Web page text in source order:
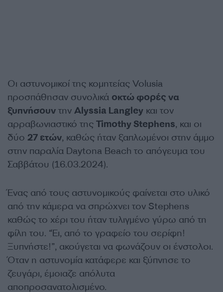
Οι αστυνομικοί της κομητείας Volusia
προσπάθησαν συνολικά οκτώ φορές να
ξυπνήσουν την Alyssia Langley και τον
αρραβωνιαστικό της Timothy Stephens, και οι
δύο 27 ετών, καθώς ήταν ξαπλωμένοι στην άμμο
στην παραλία Daytona Beach το απόγευμα του
Σαββάτου (16.03.2024).
Ένας από τους αστυνομικούς φαίνεται στο υλικό
από την κάμερα να σπρώχνει τον Stephens
καθώς το χέρι του ήταν τυλιγμένο γύρω από τη
φίλη του. “Έι, από το γραφείο του σερίφη!
Ξυπνήστε!”, ακούγεται να φωνάζουν οι ένστολοι.
Όταν η αστυνομία κατάφερε και ξύπνησε το
ζευγάρι, έμοιαζε απόλυτα
αποπροσανατολισμένο.